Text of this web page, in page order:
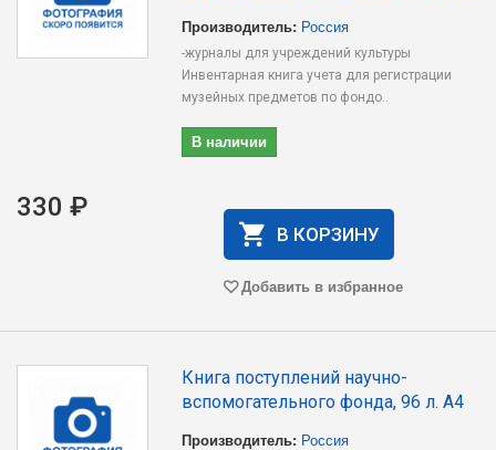
Производитель: Россия
-журналы для учреждений культуры
Инвентарная книга учета для регистрации
музейных предметов по фондо..
В наличии
330 ₽
В КОРЗИНУ
Добавить в избранное
Книга поступлений научно-
вспомогательного фонда, 96 л. А4
Производитель: Россия